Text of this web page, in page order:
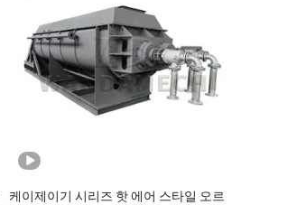
케이제이기 시리즈 핫 에어 스타일 오르